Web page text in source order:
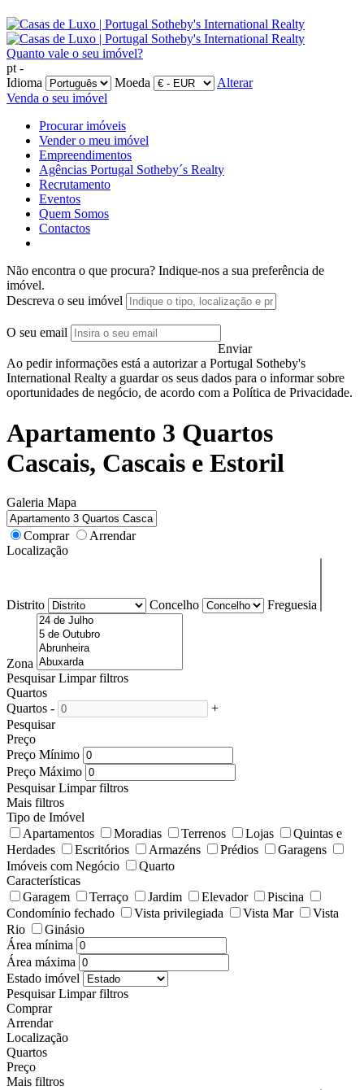
Quanto vale o seu imóvel?
pt -
Idioma
Moeda
Alterar
Venda o seu imóvel
Procurar imóveis
Vender o meu imóvel
Empreendimentos
Agências Portugal Sotheby´s Realty
Recrutamento
Eventos
Quem Somos
Contactos
Não encontra o que procura? Indique-nos a sua preferência de
imóvel.
Descreva o seu imóvel
O seu email
Enviar
Ao pedir informações está a autorizar a Portugal Sotheby's
International Realty a guardar os seus dados para o informar sobre
oportunidades de negócio, de acordo com a Política de Privacidade.
Apartamento 3 Quartos
Cascais, Cascais e Estoril
Galeria Mapa
Comprar
Arrendar
Localização
Distrito Concelho Freguesia
Zona
Pesquisar Limpar filtros
Quartos
Quartos -
+
Pesquisar
Preço
Preço Mínimo
Preço Máximo
Pesquisar Limpar filtros
Mais filtros
Tipo de Imóvel
Apartamentos
Moradias Terrenos Lojas
Quintas e
Herdades
Escritórios Armazéns Prédios
Garagens
Imóveis com Negócio
Quarto
Características
Garagem
Terraço Jardim Elevador
Piscina
Condomínio fechado
Vista privilegiada Vista Mar
Vista
Rio
Ginásio
Área mínima
Área máxima
Estado imóvel
Pesquisar Limpar filtros
Comprar
Arrendar
Localização
Quartos
Preço
Mais filtros